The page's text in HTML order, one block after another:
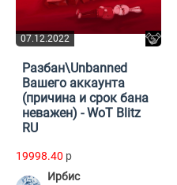
07.12.2022
Разбан\Unbanned
Вашего аккаунта
(причина и срок бана
неважен) - WoT Blitz
RU
19998.40 p
Ирбис